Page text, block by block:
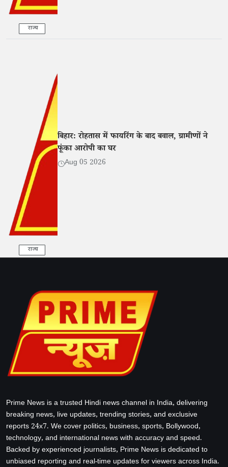
राज्य
राज्य
बिहार: रोहतास में फायरिंग के बाद बवाल, ग्रामीणों ने
फूंका आरोपी का घर
Aug 05 2026
Prime News is a trusted Hindi news channel in India, delivering
breaking news, live updates, trending stories, and exclusive
reports 24x7. We cover politics, business, sports, Bollywood,
technology, and international news with accuracy and speed.
Backed by experienced journalists, Prime News is dedicated to
unbiased reporting and real-time updates for viewers across India.